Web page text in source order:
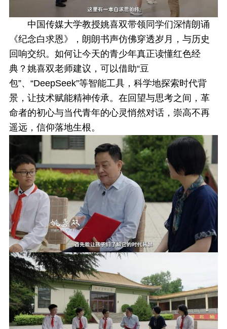
中国传媒大学教授姚喜双带领同学们深情朗诵
《纪念白求恩》，朗朗书声仿佛穿透岁月，与历史
回响交织。如何让今天的青少年真正读懂红色经
典？姚喜双老师建议，可以借助“豆
包”、“DeepSeek”等智能工具，科学地探索时代背
景，让技术赋能精神传承。在回望与思考之间，革
命者的初心与当代青年的心灵悄然对话，崇高不再
遥远，信仰落地生根。